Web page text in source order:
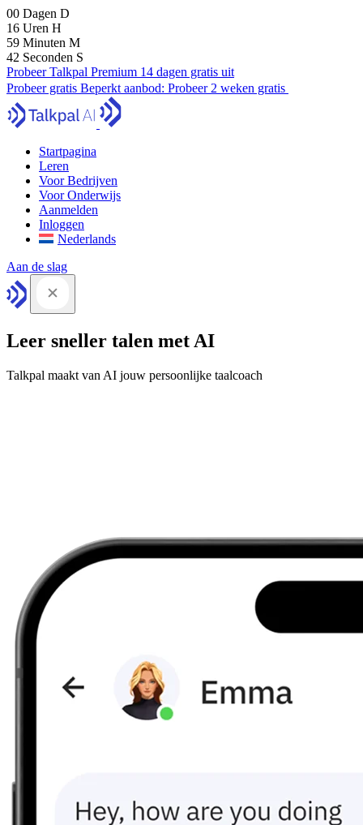
00 Dagen D
16 Uren H
59 Minuten M
41 Seconden S
Probeer Talkpal Premium 14 dagen gratis uit
Probeer gratis Beperkt aanbod: Probeer 2 weken gratis
Startpagina
Leren
Voor Bedrijven
Voor Onderwijs
Aanmelden
Inloggen
Nederlands
Aan de slag
Leer sneller talen met AI
Talkpal maakt van AI jouw persoonlijke taalcoach